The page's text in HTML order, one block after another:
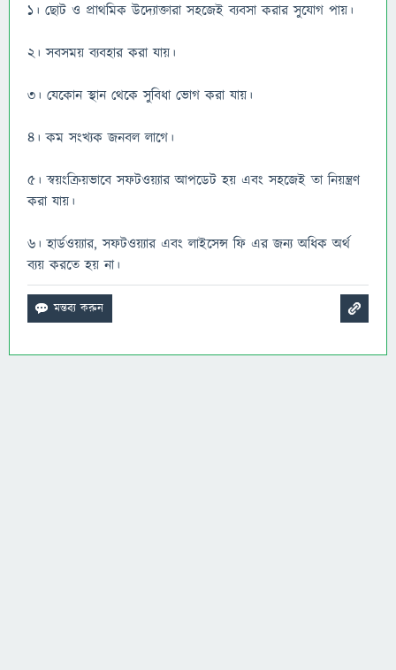
১। ছোট ও প্রাথমিক উদ্যোক্তারা সহজেই ব্যবসা করার সুযোগ পায়।
২। সবসময় ব্যবহার করা যায়।
৩। যেকোন স্থান থেকে সুবিধা ভোগ করা যায়।
৪। কম সংখ্যক জনবল লাগে।
৫। স্বয়ংক্রিয়ভাবে সফটওয়্যার আপডেট হয় এবং সহজেই তা নিয়ন্ত্রণ
করা যায়।
৬। হার্ডওয়্যার, সফটওয়্যার এবং লাইসেন্স ফি এর জন্য অধিক অর্থ
ব্যয় করতে হয় না।